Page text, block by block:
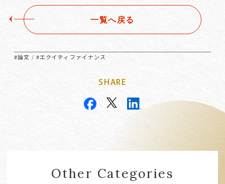
一覧へ戻る
#論文 /#エクイティファイナンス
SHARE
Other Categories